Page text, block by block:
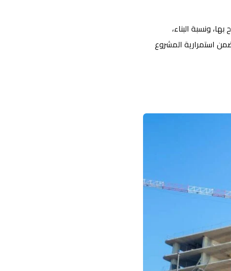
ونسبة البناء،
استمرارية المشروع